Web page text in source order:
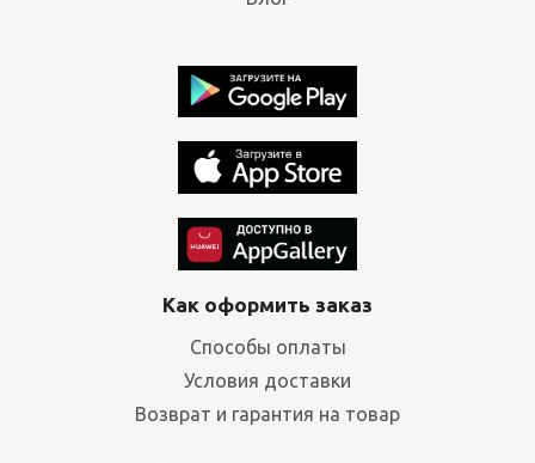
Как оформить заказ
Способы оплаты
Условия доставки
Возврат и гарантия на товар